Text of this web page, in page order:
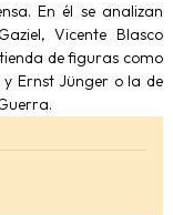
En él se analizan
Vicente Blasco
de figuras como
y Ernst Jünger o la de